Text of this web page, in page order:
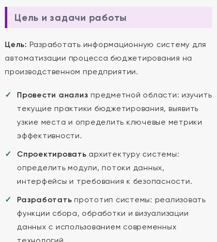
Цель и задачи работы
Цель: Разработать информационную систему для
автоматизации процесса бюджетирования на
производственном предприятии.
Провести анализ предметной области: изучить
текущие практики бюджетирования, выявить
узкие места и определить ключевые метрики
эффективности.
Спроектировать архитектуру системы:
определить модули, потоки данных,
интерфейсы и требования к безопасности.
Разработать прототип системы: реализовать
функции сбора, обработки и визуализации
данных с использованием современных